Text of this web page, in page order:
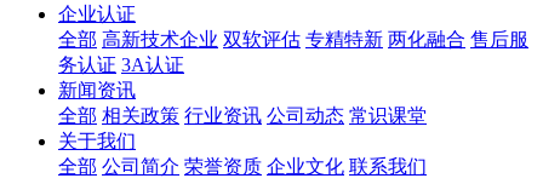
企业认证
全部 高新技术企业 双软评估 专精特新 两化融合 售后服
务认证 3A认证
新闻资讯
全部 相关政策 行业资讯 公司动态 常识课堂
关于我们
全部 公司简介 荣誉资质 企业文化 联系我们